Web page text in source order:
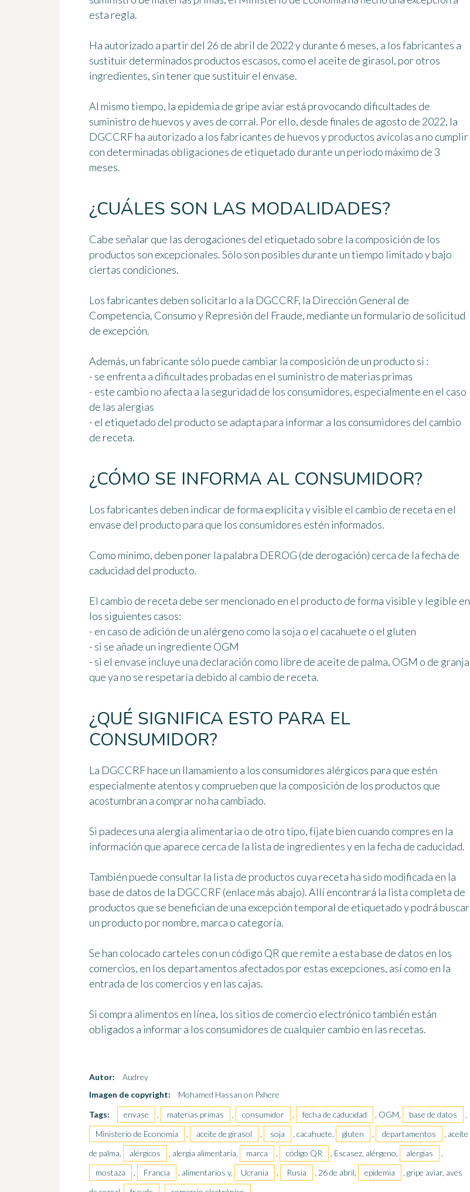
esta regla.
Ha autorizado a partir del 26 de abril de 2022 y durante 6 meses, a los fabricantes a
sustituir determinados productos escasos, como el aceite de girasol, por otros
ingredientes, sin tener que sustituir el envase.
Al mismo tiempo, la epidemia de gripe aviar está provocando dificultades de
suministro de huevos y aves de corral. Por ello, desde finales de agosto de 2022, la
DGCCRF ha autorizado a los fabricantes de huevos y productos avícolas a no cumplir
con determinadas obligaciones de etiquetado durante un periodo máximo de 3
meses.
¿CUÁLES SON LAS MODALIDADES?
Cabe señalar que las derogaciones del etiquetado sobre la composición de los
productos son excepcionales. Sólo son posibles durante un tiempo limitado y bajo
ciertas condiciones.
Los fabricantes deben solicitarlo a la DGCCRF, la Dirección General de
Competencia, Consumo y Represión del Fraude, mediante un formulario de solicitud
de excepción.
Además, un fabricante sólo puede cambiar la composición de un producto si :
- se enfrenta a dificultades probadas en el suministro de materias primas
- este cambio no afecta a la seguridad de los consumidores, especialmente en el caso
de las alergias
- el etiquetado del producto se adapta para informar a los consumidores del cambio
de receta.
¿CÓMO SE INFORMA AL CONSUMIDOR?
Los fabricantes deben indicar de forma explícita y visible el cambio de receta en el
envase del producto para que los consumidores estén informados.
Como mínimo, deben poner la palabra DEROG (de derogación) cerca de la fecha de
caducidad del producto.
El cambio de receta debe sermencionado en el producto de forma visible y legible en
los siguientes casos:
- en caso de adición de un alérgeno como la soja o el cacahuete o el gluten
- si se añade un ingrediente OGM
- si el envase incluye una declaración como libre de aceite de palma, OGM o de granja
que ya no se respetaría debido al cambio de receta.
¿QUÉ SIGNIFICA ESTO PARA EL
CONSUMIDOR?
La DGCCRF hace un llamamiento a los consumidores alérgicos para que estén
especialmente atentos y comprueben que la composición de los productos que
acostumbran a comprar no ha cambiado.
Si padeces una alergia alimentaria o de otro tipo, fíjate bien cuando compres en la
información que aparece cerca de la lista de ingredientes y en la fecha de caducidad.
También puede consultar la lista de productos cuya receta ha sido modificada en la
base de datos de la DGCCRF (enlace más abajo). Allí encontrará la lista completa de
productos que se benefician de una excepción temporal de etiquetado y podrá buscar
un producto por nombre, marca o categoría.
Se han colocado carteles con un código QR que remite a esta base de datos en los
comercios, en los departamentos afectados por estas excepciones, así como en la
entrada de los comercios y en las cajas.
Si compra alimentos en línea, los sitios de comercio electrónico también están
obligados a informar a los consumidores de cualquier cambio en las recetas.
Autor:
Audrey
Imagen de copyright:
Mohamed Hassan on Pxhere
Tags:
envase , materias primas , consumidor , fecha de caducidad , OGM, base de datos
,
Ministerio de Economía
, aceite de girasol , soja , cacahuete, gluten , departamentos
, aceite
de palma,
alérgicos , alergia alimentaria, marca , código QR , Escasez, alérgeno, alergias
,
mostaza
, Francia , alimentarios y, Ucrania , Rusia , 26 de abril, epidemia
, gripe aviar, aves